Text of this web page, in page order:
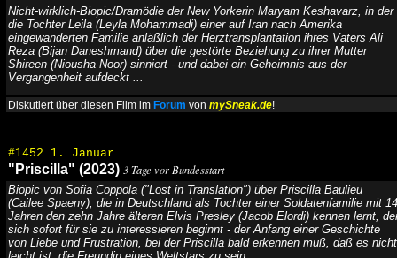
Nicht-wirklich-Biopic/Dramödie der New Yorkerin Maryam Keshavarz, in der
die Tochter Leila (Leyla Mohammadi) einer auf Iran nach Amerika
eingewanderten Familie anläßlich der Herztransplantation ihres Vaters Ali
Reza (Bijan Daneshmand) über die gestörte Beziehung zu ihrer Mutter
Shireen (Niousha Noor) sinniert - und dabei ein Geheimnis aus der
Vergangenheit aufdeckt ...
Diskutiert über diesen Film im Forum von mySneak.de!
#1452 1. Januar
"Priscilla" (2023) 3 Tage vor Bundesstart
Biopic von Sofia Coppola ("Lost in Translation") über Priscilla Baulieu
(Cailee Spaeny), die in Deutschland als Tochter einer Soldatenfamilie mit 14
Jahren den zehn Jahre älteren Elvis Presley (Jacob Elordi) kennen lernt,
sich sofort für sie zu interessieren beginnt - der Anfang einer Geschichte
von Liebe und Frustration, bei der Priscilla bald erkennen muß, daß es nicht